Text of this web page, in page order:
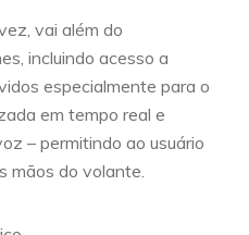
vai além do
incluindo acesso a
especialmente para o
em tempo real e
– permitindo ao usuário
mãos do volante.